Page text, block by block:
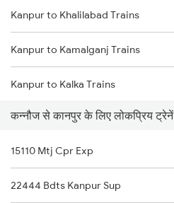
Kanpur to Khalilabad Trains
Kanpur to Kamalganj Trains
Kanpur to Kalka Trains
Kanpur to Khalari Trains
Kanpur to Kaimganj Trains
Kanpur to Chirkunda Trains
कन्नौज से कानपुर के लिए लोकप्रिय ट्रेनें
15110 Mtj Cpr Exp
22444 Bdts Kanpur Sup